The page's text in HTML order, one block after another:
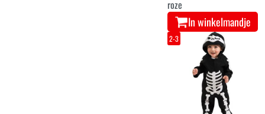
roze
In winkelmandje
2-3